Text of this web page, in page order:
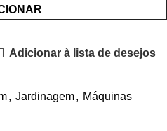
Adicionar à lista de desejos
, Jardinagem, Máquinas